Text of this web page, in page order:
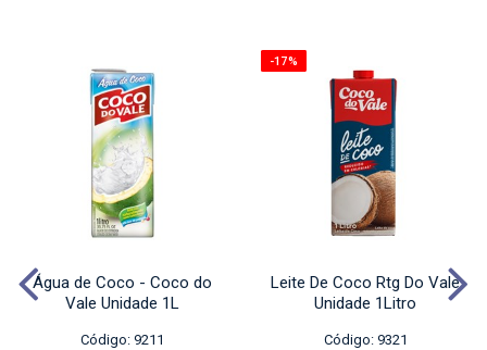
Água de Coco - Coco do
Vale Unidade 1L
Código: 9211
-17%
Leite De Coco Rtg Do Vale
Unidade 1Litro
Código: 9321